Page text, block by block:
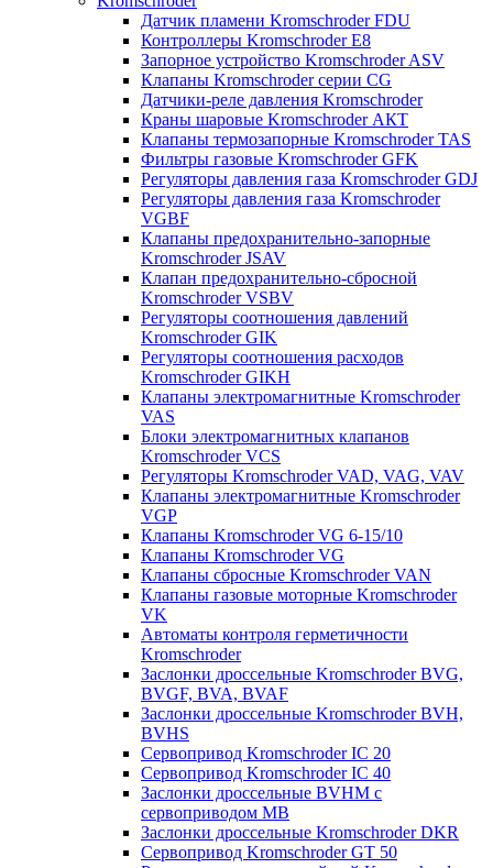
Датчик пламени Kromschroder FDU
Контроллеры Kromschroder E8
Запорное устройство Kromschroder ASV
Клапаны Kromschroder серии CG
Датчики-реле давления Kromschroder
Краны шаровые Kromschroder АКТ
Клапаны термозапорные Kromschroder TAS
Фильтры газовые Kromschroder GFK
Регуляторы давления газа Kromschroder GDJ
Регуляторы давления газа Kromschroder
VGBF
Клапаны предохранительно-запорные
Kromschroder JSAV
Клапан предохранительно-сбросной
Kromschroder VSBV
Регуляторы соотношения давлений
Kromschroder GIK
Регуляторы соотношения расходов
Kromschroder GIKH
Клапаны электромагнитные Kromschroder
VAS
Блоки электромагнитных клапанов
Kromschroder VCS
Регуляторы Kromschroder VAD, VAG, VAV
Клапаны электромагнитные Kromschroder
VGP
Клапаны Kromschroder VG 6-15/10
Клапаны Kromschroder VG
Клапаны сбросные Kromschroder VAN
Клапаны газовые моторные Kromschroder
VK
Автоматы контроля герметичности
Kromschroder
Заслонки дроссельные Kromschroder BVG,
BVGF, BVA, BVAF
Заслонки дроссельные Kromschroder BVH,
BVHS
Сервопривод Kromschroder IC 20
Сервопривод Kromschroder IC 40
Заслонки дроссельные BVHM с
сервоприводом МВ
Заслонки дроссельные Kromschroder DKR
Cервопривод Kromschroder GT 50